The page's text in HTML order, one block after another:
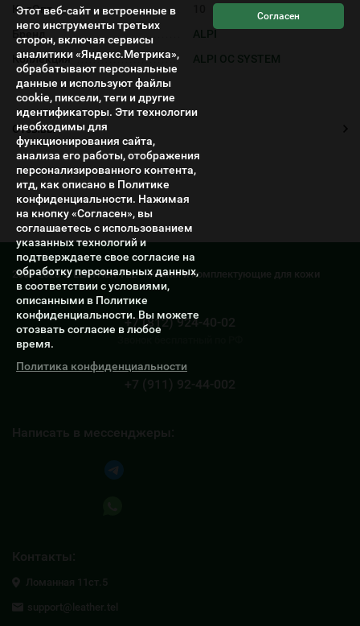
КолОпт
ALPI
Коллекция
ALPI OC SYSTEM
Отзывы
2009-2026 © LEATHER TEL — Химия и комплектующие для кожи
+7 (812) 924-40-02
+7 (911) 92-44-002
Написать в мессенджеры:
Контакты:
Ломанная 11ст.5
support@leather.tel
Этот веб-сайт и встроенные в
него инструменты третьих
сторон, включая сервисы
аналитики «Яндекс.Метрика»,
обрабатывают персональные
данные и используют файлы
cookie, пиксели, теги и другие
идентификаторы. Эти технологии
необходимы для
функционирования сайта,
анализа его работы, отображения
персонализированного контента,
итд, как описано в Политике
конфиденциальности. Нажимая
на кнопку «Согласен», вы
соглашаетесь с использованием
указанных технологий и
подтверждаете свое согласие на
обработку персональных данных,
в соответствии с условиями,
описанными в Политике
конфиденциальности. Вы можете
отозвать согласие в любое
время.
Политика конфиденциальности